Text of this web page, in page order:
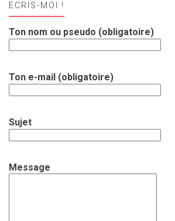
ECRIS-MOI !
Ton nom ou pseudo (obligatoire)
Ton e-mail (obligatoire)
Sujet
Message